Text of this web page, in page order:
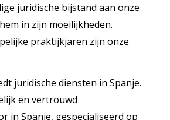
juridische bijstand aan onze
in zijn moeilijkheden.
praktijkjaren zijn onze
juridische diensten in Spanje.
en vertrouwd
in Spanje, gespecialiseerd op